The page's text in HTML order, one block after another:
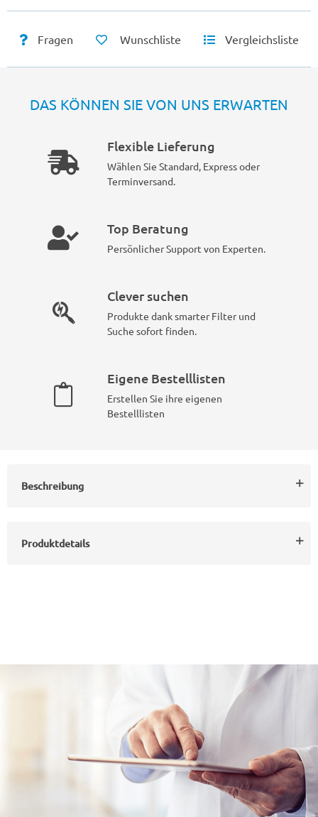
Fragen Wunschliste Vergleichsliste
DAS KÖNNEN SIE VON UNS ERWARTEN
Flexible Lieferung
Wählen Sie Standard, Express oder
Terminversand.
Top Beratung
Persönlicher Support von Experten.
Clever suchen
Produkte dank smarter Filter und
Suche sofort finden.
Eigene Bestelllisten
Erstellen Sie ihre eigenen
Bestelllisten
Beschreibung
Produktdetails